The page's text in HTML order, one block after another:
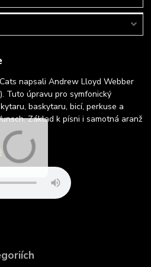
napsali Andrew Lloyd Webber
Tuto úpravu pro symfonický
baskytaru, bicí, perkuse a
Základ k písni i samotná aranž